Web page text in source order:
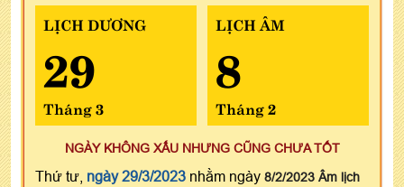
LỊCH DƯƠNG
29
Tháng 3
LỊCH ÂM
8
Tháng 2
NGÀY KHÔNG XẤU NHƯNG CŨNG CHƯA TỐT
Thứ tư, ngày 29/3/2023 nhằm ngày 8/2/2023 Âm lịch